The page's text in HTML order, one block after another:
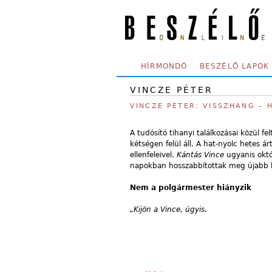
SECONDARY MENU
HÍRMONDÓ BESZÉLŐ LAPOK
VINCZE PÉTER
VINCZE PÉTER: VISSZHANG –
A tudósító tihanyi találkozásai közül
kétségen felül áll. A hat-nyolc hetes
ellenfeleivel. Kántás Vince ugyanis
napokban hosszabbítottak meg újabb
Nem a polgármester hiányzik
„Kijön a Vince, úgyis.